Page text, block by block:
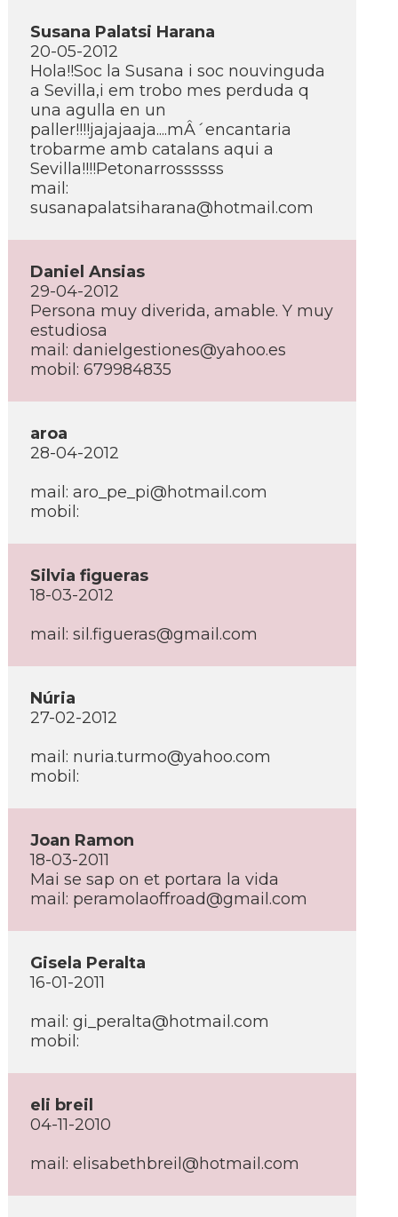
Susana Palatsi Harana
20-05-2012
Hola!!Soc la Susana i soc nouvinguda
a Sevilla,i em trobo mes perduda q
una agulla en un
paller!!!!jajajaaja....mÂ´encantaria
trobarme amb catalans aqui a
Sevilla!!!!Petonarrossssss
mail:
susanapalatsiharana@hotmail.com
Daniel Ansias
29-04-2012
Persona muy diverida, amable. Y muy
estudiosa
mail: danielgestiones@yahoo.es
mobil: 679984835
aroa
28-04-2012
mail: aro_pe_pi@hotmail.com
mobil:
Silvia figueras
18-03-2012
mail: sil.figueras@gmail.com
Núria
27-02-2012
mail: nuria.turmo@yahoo.com
mobil:
Joan Ramon
18-03-2011
Mai se sap on et portara la vida
mail: peramolaoffroad@gmail.com
Gisela Peralta
16-01-2011
mail: gi_peralta@hotmail.com
mobil:
eli breil
04-11-2010
mail: elisabethbreil@hotmail.com